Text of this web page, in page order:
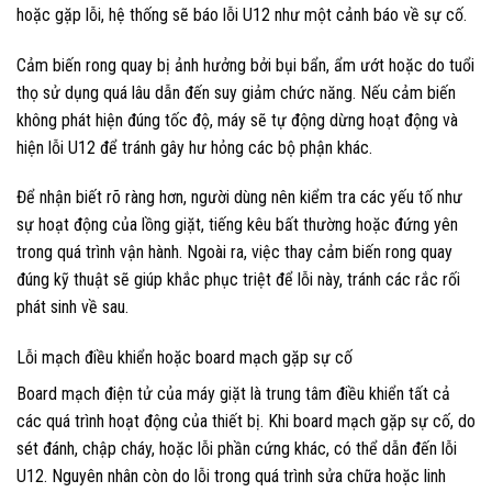
hoặc gặp lỗi, hệ thống sẽ báo lỗi U12 như một cảnh báo về sự cố.
Cảm biến rong quay bị ảnh hưởng bởi bụi bẩn, ẩm ướt hoặc do tuổi
thọ sử dụng quá lâu dẫn đến suy giảm chức năng. Nếu cảm biến
không phát hiện đúng tốc độ, máy sẽ tự động dừng hoạt động và
hiện lỗi U12 để tránh gây hư hỏng các bộ phận khác.
Để nhận biết rõ ràng hơn, người dùng nên kiểm tra các yếu tố như
sự hoạt động của lồng giặt, tiếng kêu bất thường hoặc đứng yên
trong quá trình vận hành. Ngoài ra, việc thay cảm biến rong quay
đúng kỹ thuật sẽ giúp khắc phục triệt để lỗi này, tránh các rắc rối
phát sinh về sau.
Lỗi mạch điều khiển hoặc board mạch gặp sự cố
Board mạch điện tử của máy giặt là trung tâm điều khiển tất cả
các quá trình hoạt động của thiết bị. Khi board mạch gặp sự cố, do
sét đánh, chập cháy, hoặc lỗi phần cứng khác, có thể dẫn đến lỗi
U12. Nguyên nhân còn do lỗi trong quá trình sửa chữa hoặc linh